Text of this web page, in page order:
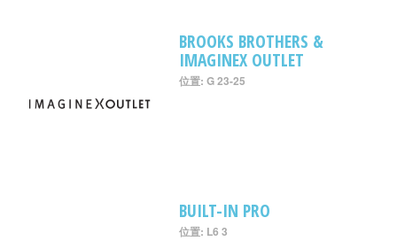
BROOKS BROTHERS &
IMAGINEX OUTLET
位置: G 23-25
BUILT-IN PRO
位置: L6 3